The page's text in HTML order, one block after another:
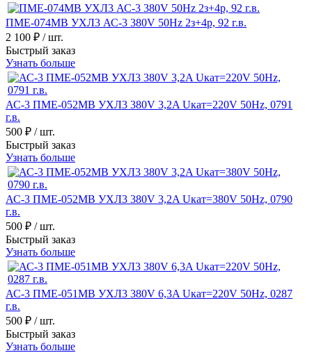
ПМЕ-074МВ УХЛ3 АС-3 380V 50Hz 2з+4р, 92 г.в.
2 100 ₽ / шт.
Быстрый заказ
Узнать больше
АС-3 ПМЕ-052МВ УХЛ3 380V 3,2A Uкат=220V 50Hz, 0791
г.в.
500 ₽ / шт.
Быстрый заказ
Узнать больше
АС-3 ПМЕ-052МВ УХЛ3 380V 3,2A Uкат=380V 50Hz, 0790
г.в.
500 ₽ / шт.
Быстрый заказ
Узнать больше
АС-3 ПМЕ-051МВ УХЛ3 380V 6,3A Uкат=220V 50Hz, 0287
г.в.
500 ₽ / шт.
Быстрый заказ
Узнать больше